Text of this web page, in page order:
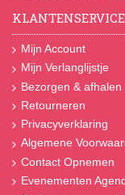
KLANTENSERVICE
Mijn Account
Mijn Verlanglijstje
Bezorgen & afhalen
Retourneren
Privacyverklaring
Algemene
Contact Opnemen
Evenementen